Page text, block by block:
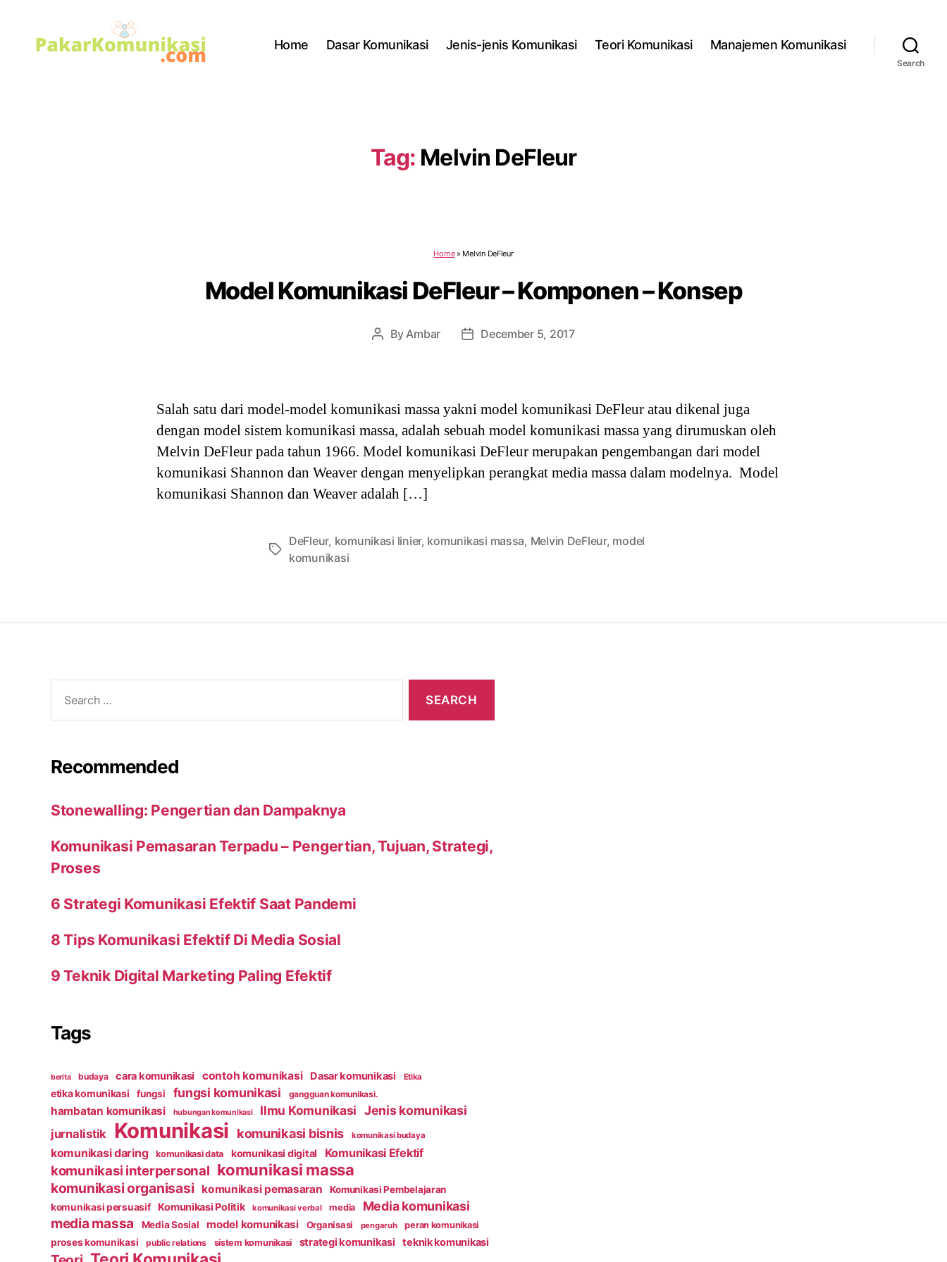
Home Dasar Komunikasi Jenis-jenis Komunikasi Teori Komunikasi Manajemen Komunikasi
Search
Tag: Melvin DeFleur
Home» Melvin DeFleur
Model Komunikasi DeFleur – Komponen – Konsep
Post
ByAmbar
PostDecember 5, 2017
Salah satu dari model-model komunikasi massa yakni model komunikasi DeFleur atau dikenal juga
dengan model sistem komunikasi massa, adalah sebuah model komunikasi massa yang dirumuskan oleh
Melvin DeFleur pada tahun 1966. Model komunikasi DeFleur merupakan pengembangan dari model
komunikasi Shannon dan Weaver dengan menyelipkan perangkat media massa dalam modelnya. Model
komunikasi Shannon dan Weaver adalah […]
Tags
DeFleur, komunikasi linier, komunikasi massa, Melvin DeFleur, model
komunikasi
for:
Recommended
Stonewalling: Pengertian dan Dampaknya
Komunikasi Pemasaran Terpadu – Pengertian, Tujuan, Strategi,
Proses
6 Strategi Komunikasi Efektif Saat Pandemi
8 Tips Komunikasi Efektif Di Media Sosial
9 Teknik Digital Marketing Paling Efektif
Tags
berita budaya cara komunikasi contoh komunikasi Dasar komunikasi Etika
etika komunikasi fungsi fungsi komunikasi gangguan komunikasi.
hambatan komunikasi hubungan komunikasi Ilmu Komunikasi Jenis komunikasi
jurnalistik Komunikasi komunikasi bisnis komunikasi budaya
komunikasi daring komunikasi data komunikasi digital Komunikasi Efektif
komunikasi interpersonal komunikasi massa
komunikasi organisasi komunikasi pemasaran
Komunikasi Pembelajaran
komunikasi persuasif
Komunikasi Politik komunikasi verbal media Media komunikasi
media massa Media Sosial model komunikasi Organisasi pengaruh peran komunikasi
proses komunikasi public relations sistem komunikasi strategi komunikasi teknik komunikasi